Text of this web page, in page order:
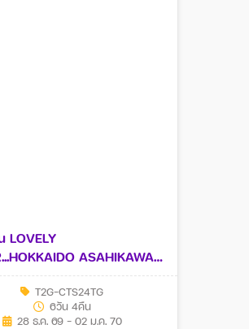
ASAHIKAWA
ปีใหม่* 6วัน 4คืน (TG)
T2G-CTS24TG
6วัน 4คืน
28 ธ.ค. 69 - 02 ม.ค. 70